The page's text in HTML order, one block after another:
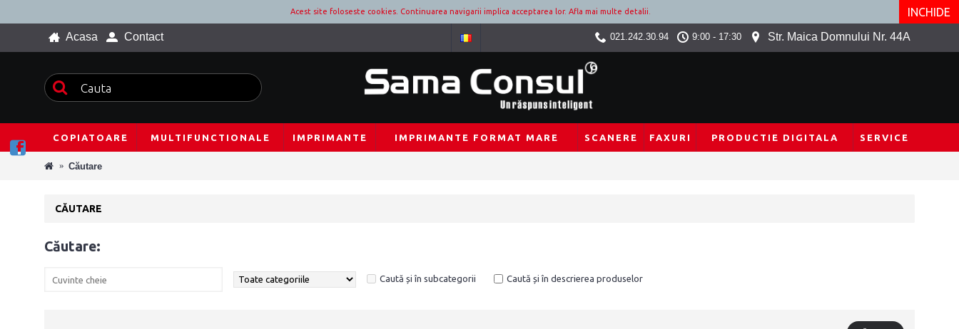
Acest site foloseste cookies. Continuarea navigarii implica acceptarea lor. Afla mai multe detalii. INCHIDE
Acasa Contact 021.242.30.94 9:00 - 17:30 Str. Maica Domnului Nr. 44A
COPIATOARE MULTIFUNCTIONALE IMPRIMANTE IMPRIMANTE FORMAT MARE SCANERE FAXURI PRODUCTIE DIGITALA SERVICE
Căutare
CĂUTARE
Căutare:
Caută și în subcategorii Caută și în descrierea produselor